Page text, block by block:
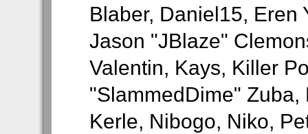
Blaber, Daniel15, Eren
Jason "JBlaze"
Valentin, Kays, Killer
"SlammedDime"
Kerle, Nibogo, Niko,